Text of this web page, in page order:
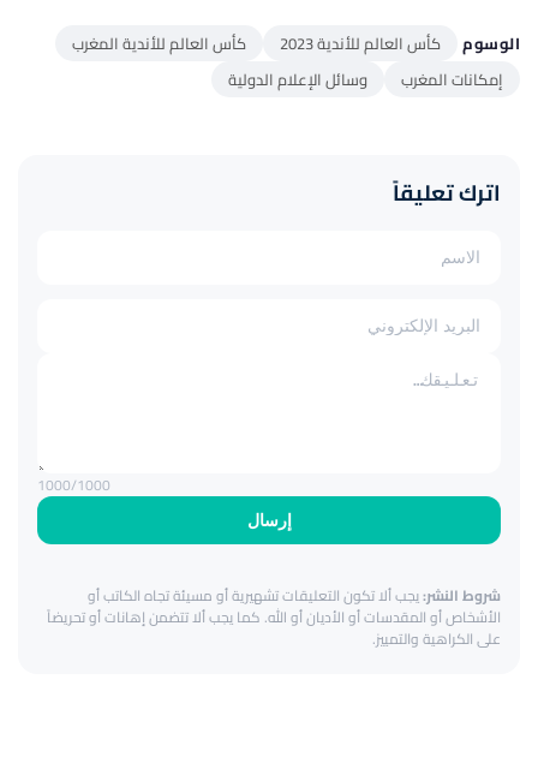
الوسوم كأس العالم للأندية 2023
كأس العالم للأندية المغرب
إمكانات المغرب
وسائل الإعلام الدولية
اترك تعليقاً
إرسال
1000/1000
شروط النشر:يجب ألا تكون التعليقات تشهيرية أو مسيئة تجاه الكاتب أو
الأشخاص أو المقدسات أو الأديان أو الله. كما يجب ألا تتضمن إهانات أو تحريضاً
على الكراهية والتمييز.